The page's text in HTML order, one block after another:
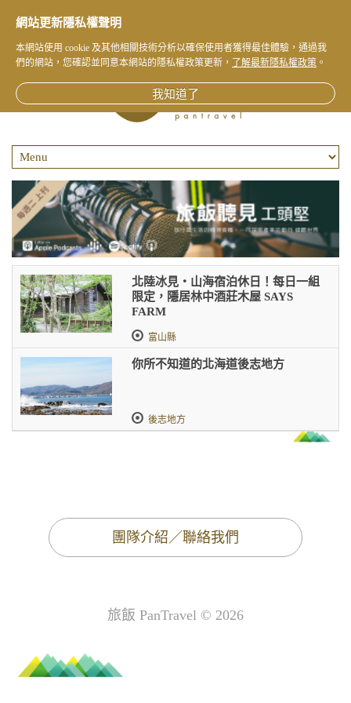
北陸冰見・山海宿泊休日！每日一組
限定，隱居林中酒莊木屋 SAYS
FARM
富山縣
你所不知道的北海道後志地方
後志地方
團隊介紹／聯絡我們
旅飯 PanTravel © 2026
網站更新隱私權聲明
本網站使用 cookie 及其他相關技術分析以確保使用者獲得最佳體驗，通過我
們的網站，您確認並同意本網站的隱私權政策更新，
了解最新隱私權政策 。
我知道了